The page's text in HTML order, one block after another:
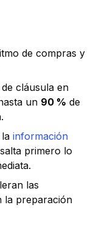
de compras y
cláusula en
un 90 % de
información
primero lo
las
la preparación